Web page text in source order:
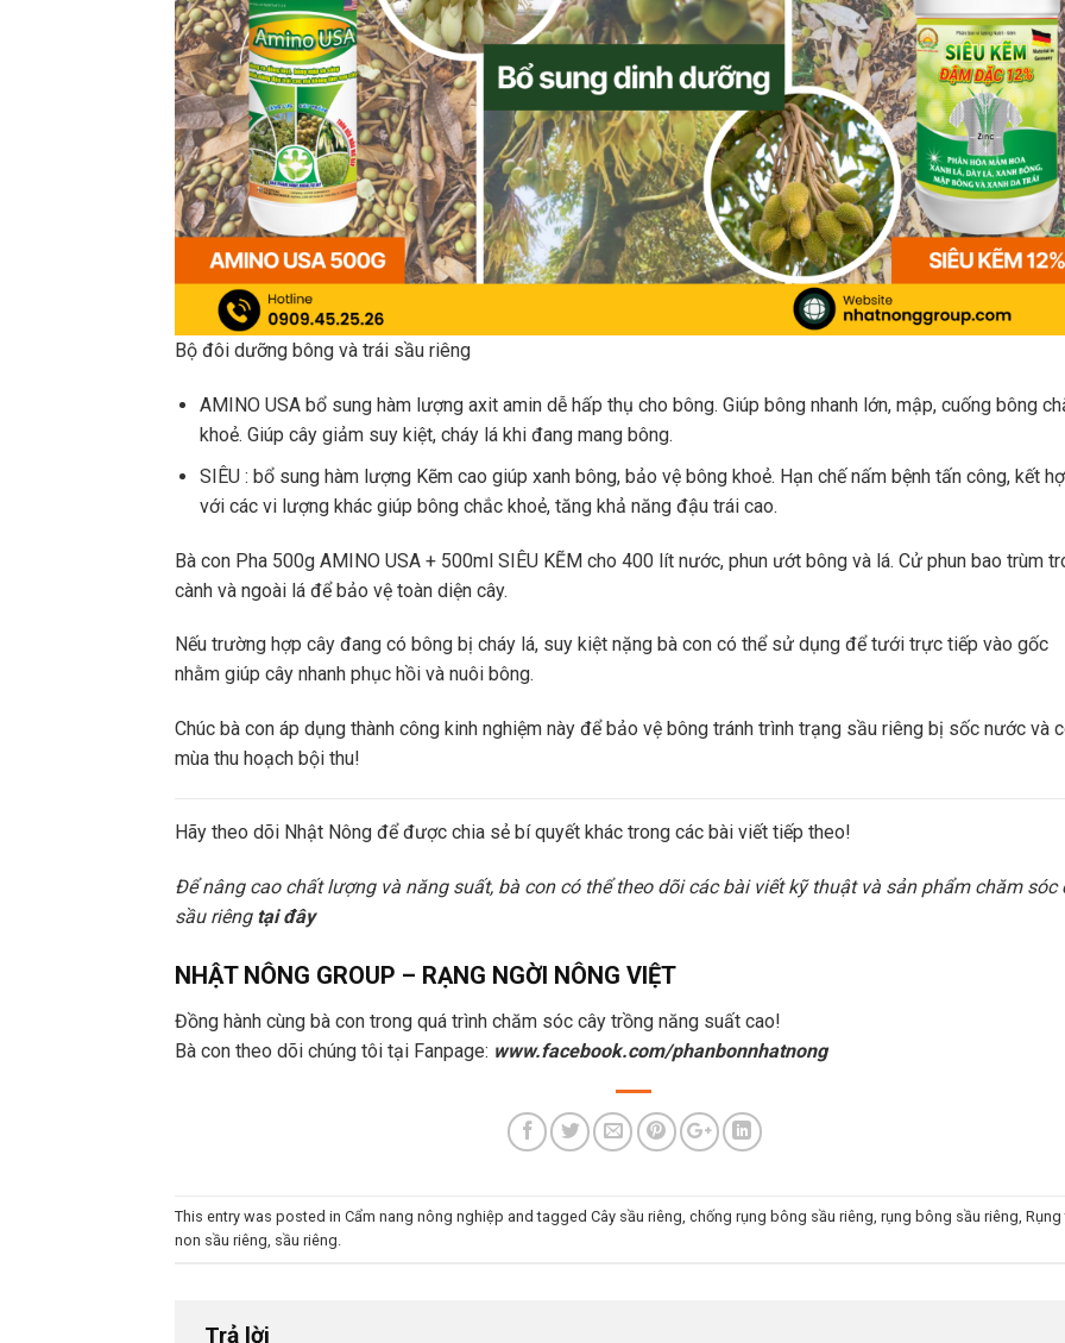
Bộ đôi dưỡng bông và trái sầu riêng
AMINO USA bổ sung hàm lượng axit amin dễ hấp thụ cho bông. Giúp bông nhanh lớn, mập, cuống bông
khoẻ. Giúp cây giảm suy kiệt, cháy lá khi đang mang bông.
SIÊU : bổ sung hàm lượng Kẽm cao giúp xanh bông, bảo vệ bông khoẻ. Hạn chế nấm bệnh tấn công, kết
với các vi lượng khác giúp bông chắc khoẻ, tăng khả năng đậu trái cao.
Bà con Pha 500g AMINO USA + 500ml SIÊU KẼM cho 400 lít nước, phun ướt bông và lá. Cử phun bao trùm
cành và ngoài lá để bảo vệ toàn diện cây.
Nếu trường hợp cây đang có bông bị cháy lá, suy kiệt nặng bà con có thể sử dụng để tưới trực tiếp vào gốc
nhằm giúp cây nhanh phục hồi và nuôi bông.
Chúc bà con áp dụng thành công kinh nghiệm này để bảo vệ bông tránh trình trạng sầu riêng bị sốc nước và
mùa thu hoạch bội thu!
Hãy theo dõi Nhật Nông để được chia sẻ bí quyết khác trong các bài viết tiếp theo!
Để nâng cao chất lượng và năng suất, bà con có thể theo dõi các bài viết kỹ thuật và sản phẩm chăm sóc
sầu riêng tại đây
NHẬT NÔNG GROUP – RẠNG NGỜI NÔNG VIỆT
Đồng hành cùng bà con trong quá trình chăm sóc cây trồng năng suất cao!
Bà con theo dõi chúng tôi tại Fanpage: www.facebook.com/phanbonnhatnong
This entry was posted in Cẩm nang nông nghiệp and tagged Cây sầu riêng chống rụng bông sầu riêng rụng bông sầu riêng Rụng
non sầu riêng sầu riêng
Trả lời